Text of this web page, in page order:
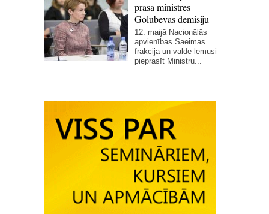
prasa ministres
Golubevas demisiju
12. maijā Nacionālās
apvienības Saeimas
frakcija un valde lēmusi
pieprasīt Ministru...